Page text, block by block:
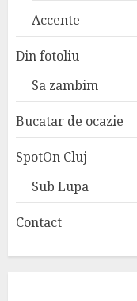
Accente
Din fotoliu
Sa zambim
Bucatar de ocazie
SpotOn Cluj
Sub Lupa
Contact